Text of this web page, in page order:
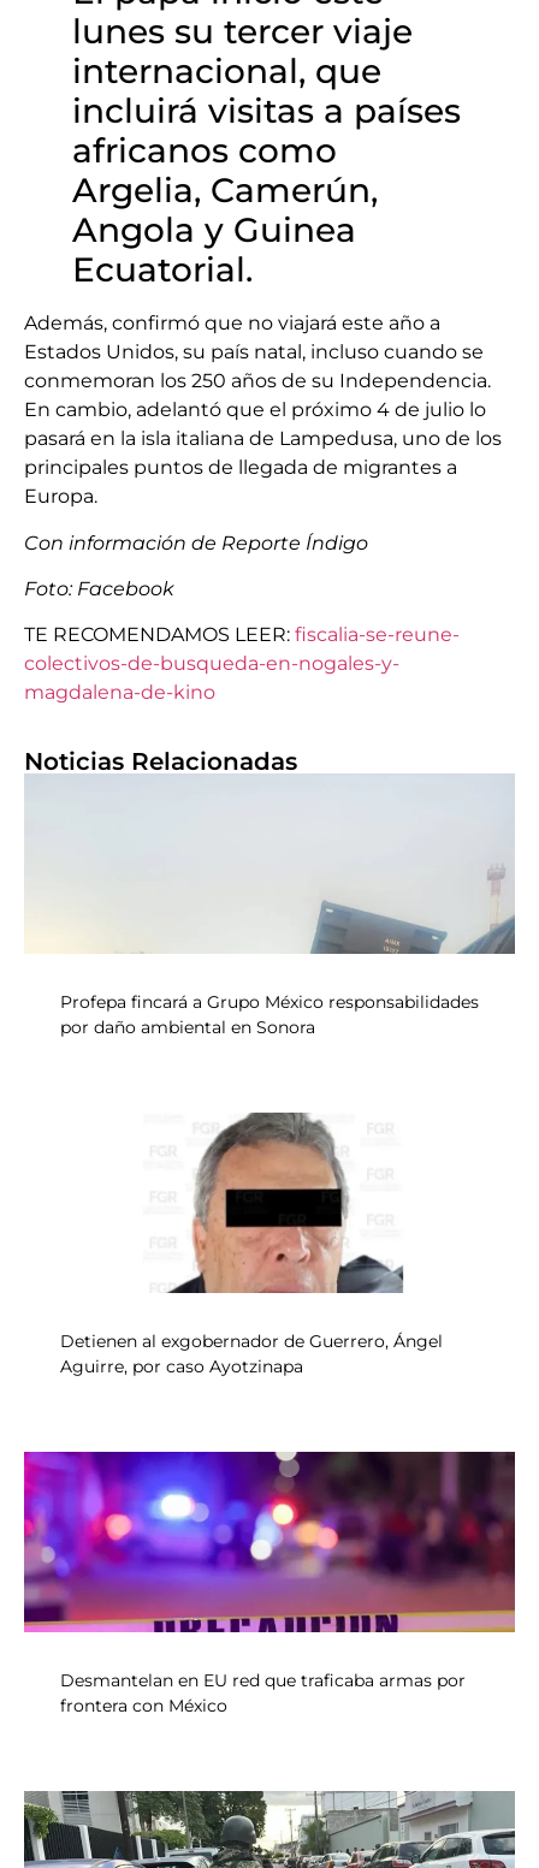
lunes su tercer viaje
internacional, que
incluirá visitas a países
africanos como
Argelia, Camerún,
Angola y Guinea
Ecuatorial.
Además, confirmó que no viajará este año a
Estados Unidos, su país natal, incluso cuando se
conmemoran los 250 años de su Independencia.
En cambio, adelantó que el próximo 4 de julio lo
pasará en la isla italiana de Lampedusa, uno de los
principales puntos de llegada de migrantes a
Europa.
Con información de Reporte Índigo
Foto: Facebook
TE RECOMENDAMOS LEER: fiscalia-se-reune-
colectivos-de-busqueda-en-nogales-y-
magdalena-de-kino
Noticias Relacionadas
Profepa fincará a Grupo México responsabilidades
por daño ambiental en Sonora
Detienen al exgobernador de Guerrero, Ángel
Aguirre, por caso Ayotzinapa
Desmantelan en EU red que traficaba armas por
frontera con México